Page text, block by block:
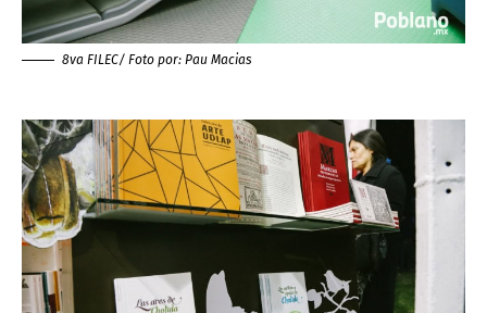
8va FILEC/ Foto por: Pau Macias